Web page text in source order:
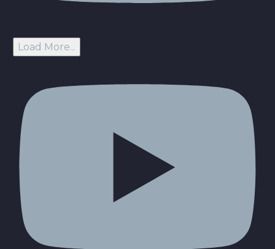
Load More...